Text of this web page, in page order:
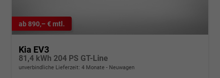
ab 890,– € mtl.
Kia EV3
81,4 kWh 204 PS GT-Line
unverbindliche Lieferzeit: 4 Monate Neuwagen